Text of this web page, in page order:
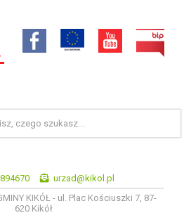
urzad@kikol.pl
KIKÓŁ - ul. Plac Kościuszki 7, 87-
620 Kikół